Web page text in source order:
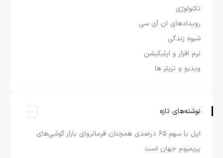
تکنولوژی
رویدادهای ان آی سی
شیوه زندگی
نرم افزار و اپلیکیشن
ویدیو و تریلر ها
نوشته‌های تازه
اپل با سهم ۶۵ درصدی همچنان فرمانروای بازار گوشی‌های
پریمیوم جهان است